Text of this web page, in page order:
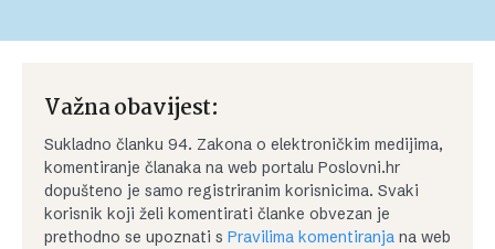
Važna obavijest:
Sukladno članku 94. Zakona o elektroničkim medijima,
komentiranje članaka na web portalu Poslovni.hr
dopušteno je samo registriranim korisnicima. Svaki
korisnik koji želi komentirati članke obvezan je
prethodno se upoznati s Pravilima komentiranja na web